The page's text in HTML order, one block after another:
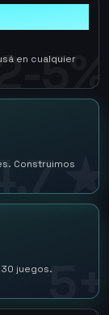
5%
en cualquier
★
Construimos
5+
juegos.